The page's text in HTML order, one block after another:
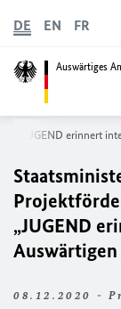
Auswärtiges
DE EN FR
„JUGEND erinnert
„JUGEND
08.12.2020 -